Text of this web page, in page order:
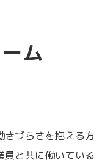
ム
きづらさを抱える方
員と共に働いている